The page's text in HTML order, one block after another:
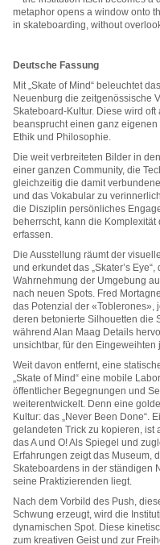
metaphor opens a window onto
in skateboarding, without
Deutsche Fassung
Mit „Skate of Mind“ beleuchtet
Neuenburg die zeitgenössische
Skateboard-Kultur. Diese wird
beansprucht einen ganz
Ethik und Philosophie.
Die weit verbreiteten Bilder in
einer ganzen Community, die
gleichzeitig die damit
und das Vokabular zu
die Disziplin persönliches
beherrscht, kann die
erfassen.
Die Ausstellung räumt der
und erkundet das „Skater’s
Wahrnehmung der Umgebung
nach neuen Spots. Fred
das Potenzial der
deren betonierte Silhouetten die
während Alan Maag Details
unsichtbar, für den
Weit davon entfernt, eine
„Skate of Mind“ eine mobile
öffentlicher Begegnungen und
weiterentwickelt. Denn eine
Kultur: das „Never Been Done“.
gelandeten Trick zu kopieren, ist
das A und O! Als Spiegel und
Erfahrungen zeigt das Museum,
Skateboardens in der ständigen
seine Praktizierenden liegt.
Nach dem Vorbild des Push,
Schwung erzeugt, wird die
dynamischen Spot. Diese
zum kreativen Geist und zur